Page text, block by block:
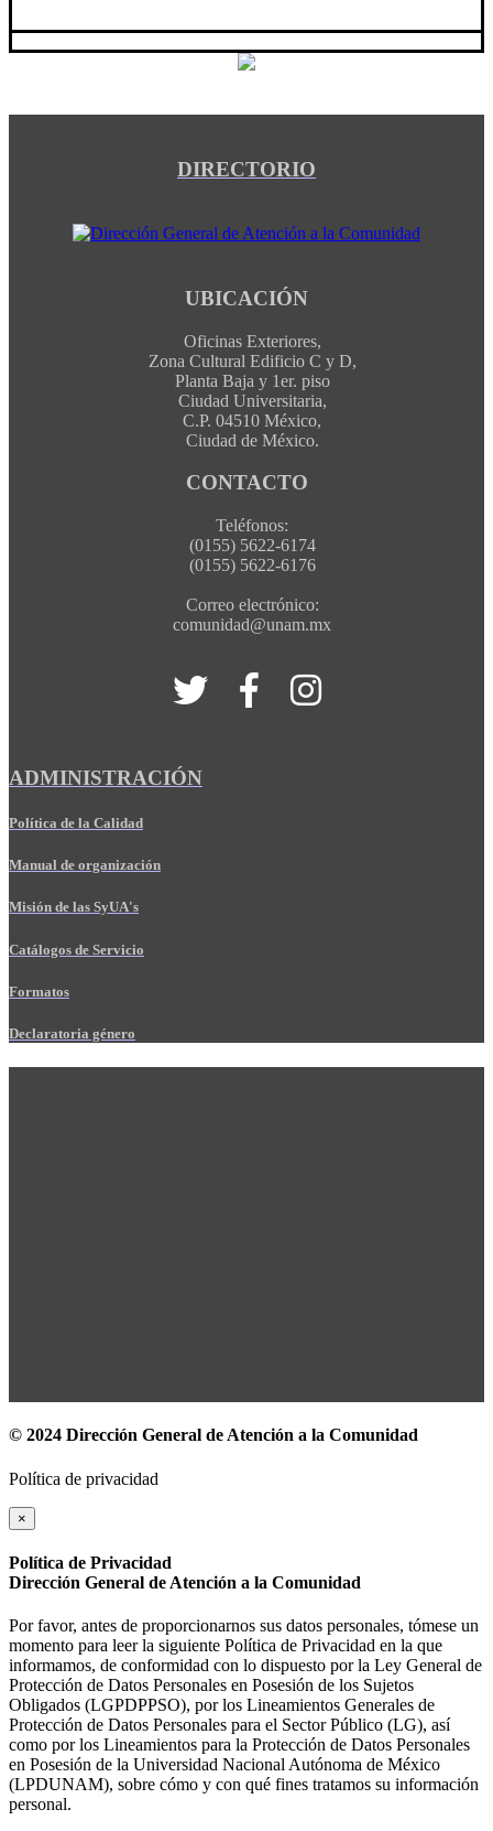
DIRECTORIO
UBICACIÓN
Oficinas Exteriores,
Zona Cultural Edificio C y D,
Planta Baja y 1er. piso
Ciudad Universitaria,
C.P. 04510 México,
Ciudad de México.
CONTACTO
Teléfonos:
(0155) 5622-6174
(0155) 5622-6176
Correo electrónico:
comunidad@unam.mx
ADMINISTRACIÓN
Política de la Calidad
Manual de organización
Misión de las SyUA's
Catálogos de Servicio
Formatos
Declaratoria género
© 2024 Dirección General de Atención a la Comunidad
Política de privacidad
×
Política de Privacidad
Dirección General de Atención a la Comunidad
Por favor, antes de proporcionarnos sus datos personales, tómese un
momento para leer la siguiente Política de Privacidad en la que
informamos, de conformidad con lo dispuesto por la Ley General de
Protección de Datos Personales en Posesión de los Sujetos
Obligados (LGPDPPSO), por los Lineamientos Generales de
Protección de Datos Personales para el Sector Público (LG), así
como por los Lineamientos para la Protección de Datos Personales
en Posesión de la Universidad Nacional Autónoma de México
(LPDUNAM), sobre cómo y con qué fines tratamos su información
personal.